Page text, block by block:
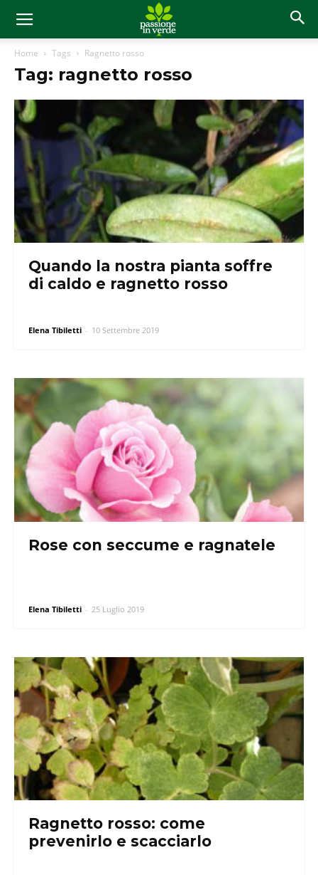
Home Tags Ragnetto rosso
Tag: ragnetto rosso
Quando la nostra pianta soffre
di caldo e ragnetto rosso
Elena Tibiletti - 10 Settembre 2019
Rose con seccume e ragnatele
Elena Tibiletti - 25 Luglio 2019
Ragnetto rosso: come
prevenirlo e scacciarlo